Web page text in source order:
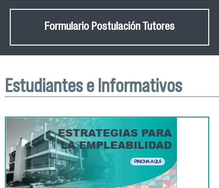
Formulario Postulación Tutores
Estudiantes e Informativos